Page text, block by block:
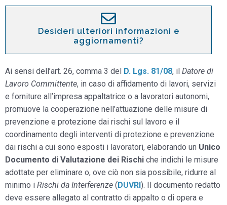
Desideri ulteriori informazioni e
aggiornamenti?
Ai sensi dell’art. 26, comma 3 del D. Lgs. 81/08, il Datore di
Lavoro Committente, in caso di affidamento di lavori, servizi
e forniture all’impresa appaltatrice o a lavoratori autonomi,
promuove la cooperazione nell’attuazione delle misure di
prevenzione e protezione dai rischi sul lavoro e il
coordinamento degli interventi di protezione e prevenzione
dai rischi a cui sono esposti i lavoratori, elaborando un Unico
Documento di Valutazione dei Rischi che indichi le misure
adottate per eliminare o, ove ciò non sia possibile, ridurre al
minimo i Rischi da Interferenze (DUVRI). Il documento redatto
deve essere allegato al contratto di appalto o di opera e